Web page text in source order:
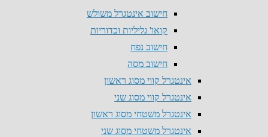
חישוב אינטגרל משולש
קואו' גליליות וכדוריות
חישוב נפח
חישוב מסה
אינטגרל קווי מסוג ראשון
אינטגרל קווי מסוג שני
אינטגרל משטחי מסוג ראשון
אינטגרל משטחי מסוג שני